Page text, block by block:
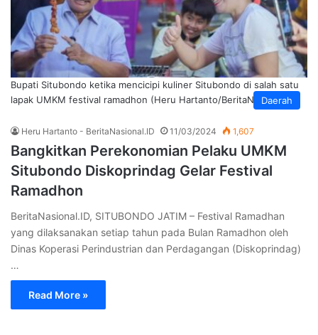
Daerah
Bupati Situbondo ketika mencicipi kuliner Situbondo di salah satu
lapak UMKM festival ramadhon (Heru Hartanto/BeritaNasional.ID)
Heru Hartanto - BeritaNasional.ID 11/03/2024 1,607
Bangkitkan Perekonomian Pelaku UMKM
Situbondo Diskoprindag Gelar Festival
Ramadhon
BeritaNasional.ID, SITUBONDO JATIM – Festival Ramadhan
yang dilaksanakan setiap tahun pada Bulan Ramadhon oleh
Dinas Koperasi Perindustrian dan Perdagangan (Diskoprindag)
…
Read More »